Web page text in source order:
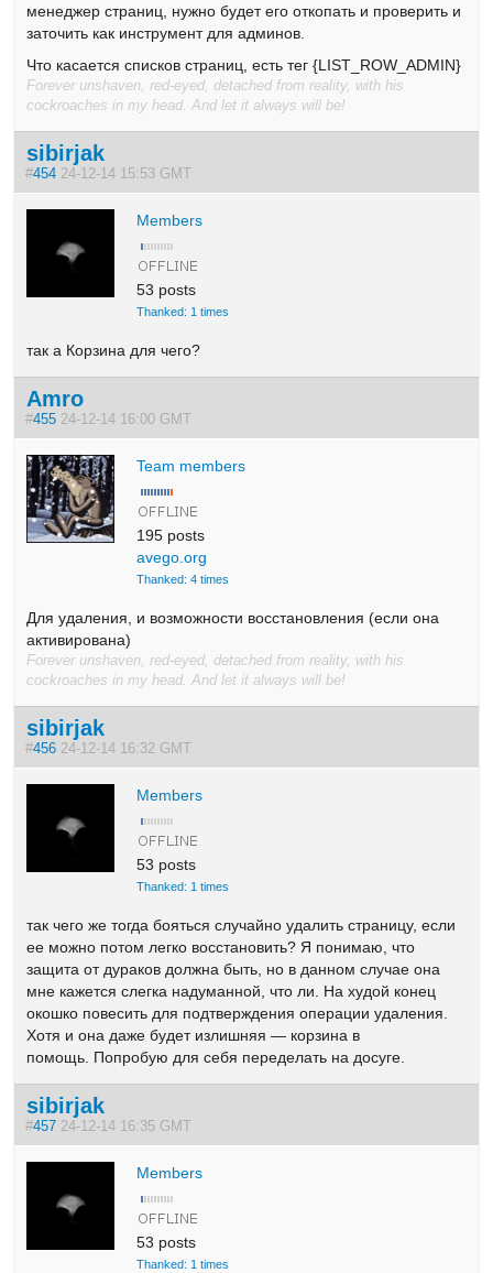
менеджер страниц, нужно будет его откопать и проверить и
заточить как инструмент для админов.
Что касается списков страниц, есть тег {LIST_ROW_ADMIN}
Forever unshaven, red-eyed, detached from reality, with his
cockroaches in my head. And let it always will be!
sibirjak
#454 24-12-14 15:53 GMT
Members
53 posts
Thanked: 1 times
так а Корзина для чего?
Amro
#455 24-12-14 16:00 GMT
Team members
195 posts
avego.org
Thanked: 4 times
Для удаления, и возможности восстановления (если она
активирована)
Forever unshaven, red-eyed, detached from reality, with his
cockroaches in my head. And let it always will be!
sibirjak
#456 24-12-14 16:32 GMT
Members
53 posts
Thanked: 1 times
так чего же тогда бояться случайно удалить страницу, если
ее можно потом легко восстановить? Я понимаю, что
защита от дураков должна быть, но в данном случае она
мне кажется слегка надуманной, что ли. На худой конец
окошко повесить для подтверждения операции удаления.
Хотя и она даже будет излишняя — корзина в
помощь. Попробую для себя переделать на досуге.
sibirjak
#457 24-12-14 16:35 GMT
Members
53 posts
Thanked: 1 times